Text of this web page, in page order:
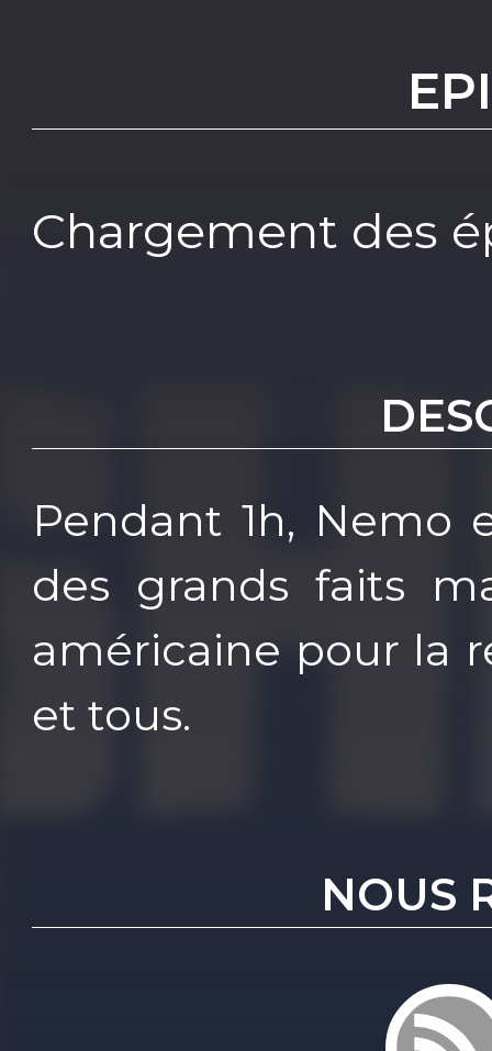
Chargement des
Pendant 1h, Nemo
des grands faits
américaine pour la
et tous.
NOUS